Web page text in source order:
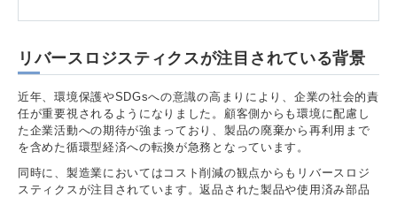
リバースロジスティクスが注目されている背景
近年、環境保護やSDGsへの意識の高まりにより、企業の社会的責
任が重要視されるようになりました。顧客側からも環境に配慮し
た企業活動への期待が強まっており、製品の廃棄から再利用まで
を含めた循環型経済への転換が急務となっています。
同時に、製造業においてはコスト削減の観点からもリバースロジ
スティクスが注目されています。返品された製品や使用済み部品